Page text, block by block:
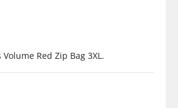
Red Zip Bag 3XL.